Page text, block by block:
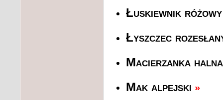
Łuskiewnik różowy
Łyszczec
Macierzanka halna
Mak alpejski »